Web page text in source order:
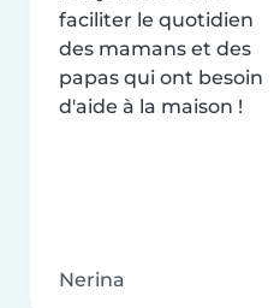
faciliter le quotidien
des mamans et des
papas qui ont besoin
d'aide à la maison !
Nerina